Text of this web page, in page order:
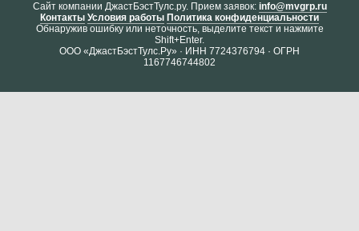
Cайт компании ДжастБэстТулс.ру. Прием заявок: info@mvgrp.ru
Контакты Условия работы Политика конфиденциальности
Обнаружив ошибку или неточность, выделите текст и нажмите
Shift+Enter.
ООО «ДжастБэстТулс.Ру» · ИНН 7724376794 · ОГРН
1167746744802